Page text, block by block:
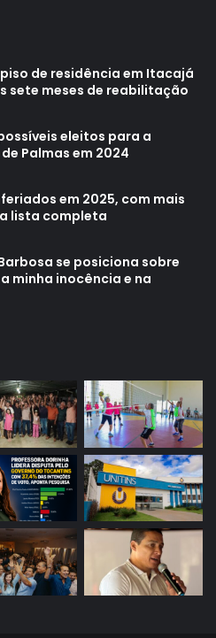
de residência em Itacajá
sete meses de reabilitação
eleitos para a
Palmas em 2024
em 2025, com mais
lista completa
se posiciona sobre
minha inocência e na